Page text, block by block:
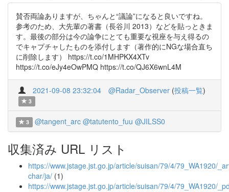
賛否両論ありますが、ちゃんと“議論”になると良いですね。
参考のため、大先輩の著書（長谷川 2013）などを貼っときま
す。最後の部分は今の論争にとても重要な視座を与え得るの
でキャプチャしたものを添付します（著作的にNGな場合直ち
に削除します） https://t.co/1MHPKX4XTv
https://t.co/eJy4eOwPMQ https://t.co/QJ6X6wnL4M
2021-09-08 23:32:04 @Radar_Observer (投稿一覧)
3
3 @tangent_arc @tatutento_fuu @JILSS0
収集済み URL リスト
https://www.jstage.jst.go.jp/article/suisan/79/4/79_WA1920/
char/ja/ (1)
https://www.jstage.jst.go.jp/article/suisan/79/4/79_WA1920/